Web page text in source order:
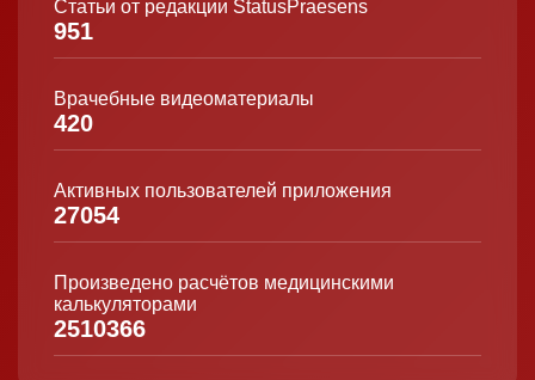
Статьи от редакции StatusPraesens
951
Врачебные видеоматериалы
420
Активных пользователей приложения
27054
Произведено расчётов медицинскими
калькуляторами
2510366